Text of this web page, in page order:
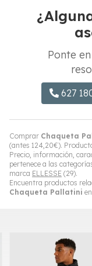
Comprar Chaqueta
(antes 124,20€).
Precio, información,
pertenece a las
marca ELLESSE (29).
Encuentra productos
Chaqueta Pallatini
Ponte
627